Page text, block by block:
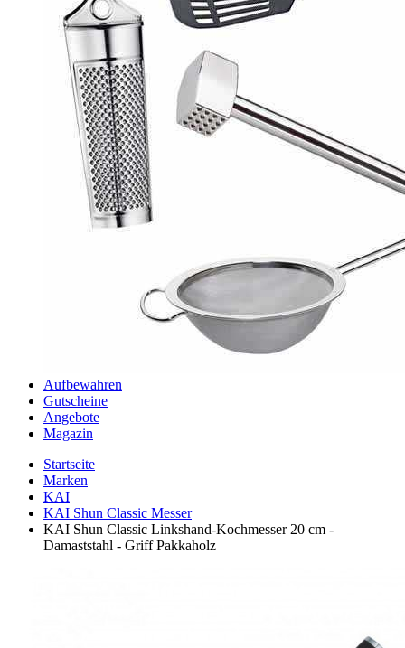
Aufbewahren
Gutscheine
Angebote
Magazin
Startseite
Marken
KAI
KAI Shun Classic Messer
KAI Shun Classic Linkshand-Kochmesser 20 cm -
Damaststahl - Griff Pakkaholz